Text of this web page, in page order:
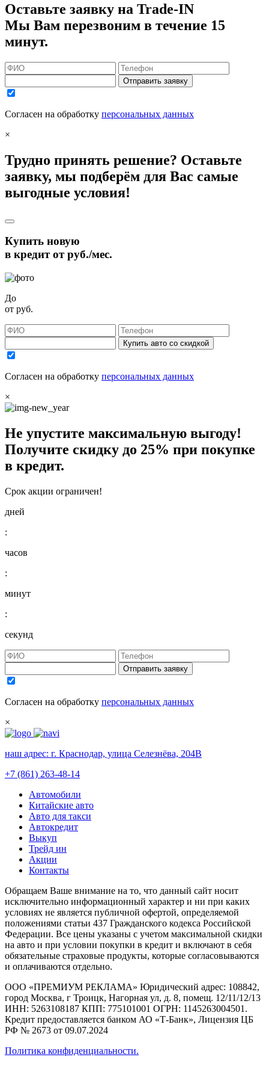
Оставьте заявку на Trade-IN
Мы Вам перезвоним в течение 15
минут.
Отправить заявку
Согласен на обработку персональных данных
×
Трудно принять решение? Оставьте
заявку, мы подберём для Вас самые
выгодные условия!
Купить новую
в кредит отруб./мес.
До
от руб.
Купить авто со скидкой
Согласен на обработку персональных данных
×
Не упустите максимальную выгоду!
Получите скидку до 25% при покупке
в кредит.
Срок акции ограничен!
дней
:
часов
:
минут
:
секунд
Отправить заявку
Согласен на обработку персональных данных
×
наш адрес: г. Краснодар, улица Селезнёва, 204В
+7 (861) 263-48-14
Автомобили
Китайские авто
Авто для такси
Автокредит
Выкуп
Трейд ин
Акции
Контакты
Обращаем Ваше внимание на то, что данный сайт носит
исключительно информационный характер и ни при каких
условиях не является публичной офертой, определяемой
положениями статьи 437 Гражданского кодекса Российской
Федерации. Все цены указаны с учетом максимальной скидки
на авто и при условии покупки в кредит и включают в себя
обязательные страховые продукты, которые согласовываются
и оплачиваются отдельно.
ООО «ПРЕМИУМ РЕКЛАМА» Юридический адрес: 108842,
город Москва, г Троицк, Нагорная ул, д. 8, помещ. 12/11/12/13
ИНН: 5263108187 КПП: 775101001 ОГРН: 1145263004501.
Кредит предоставляется банком АО «Т-Банк», Лицензия ЦБ
РФ № 2673 от 09.07.2024
Политика конфиденциальности.